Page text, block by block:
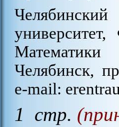
Челябинский
Челябинск,
e-mail:
1 стр.